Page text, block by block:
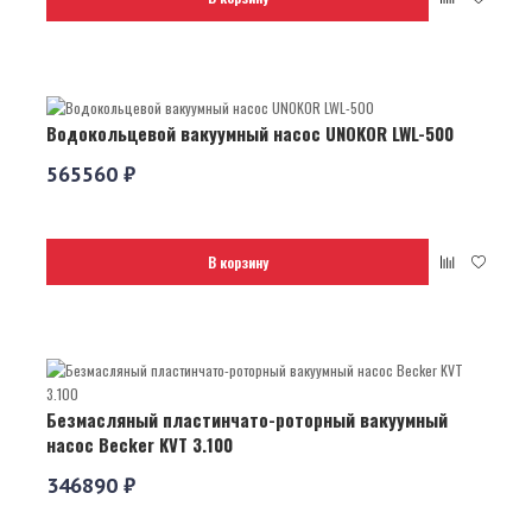
Водокольцевой вакуумный насос UNOKOR LWL-500
565560 ₽
В корзину
Безмасляный пластинчато-роторный вакуумный
насос Becker KVT 3.100
346890 ₽